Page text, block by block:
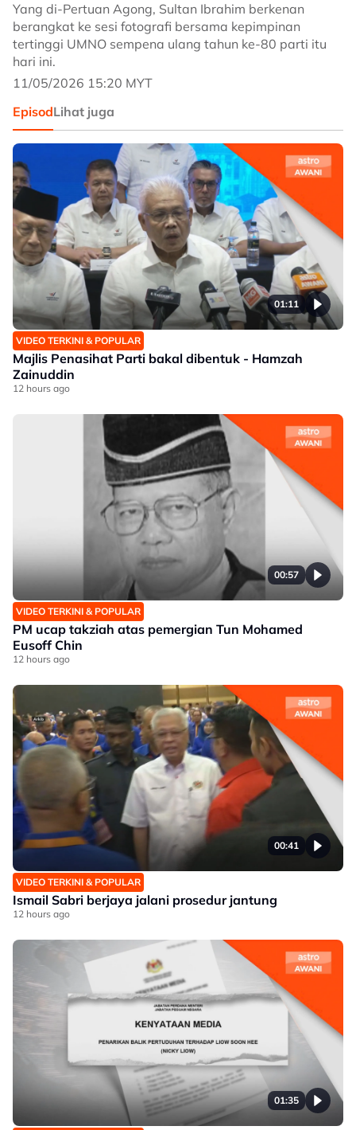
Yang di-Pertuan Agong, Sultan Ibrahim berkenan
berangkat ke sesi fotografi bersama kepimpinan
tertinggi UMNO sempena ulang tahun ke-80 parti itu
hari ini.
11/05/2026 15:20 MYT
EpisodLihat juga
01:11
VIDEO TERKINI & POPULAR
Majlis Penasihat Parti bakal dibentuk - Hamzah
Zainuddin
12 hours ago
00:57
VIDEO TERKINI & POPULAR
PM ucap takziah atas pemergian Tun Mohamed
Eusoff Chin
12 hours ago
00:41
VIDEO TERKINI & POPULAR
Ismail Sabri berjaya jalani prosedur jantung
12 hours ago
01:35